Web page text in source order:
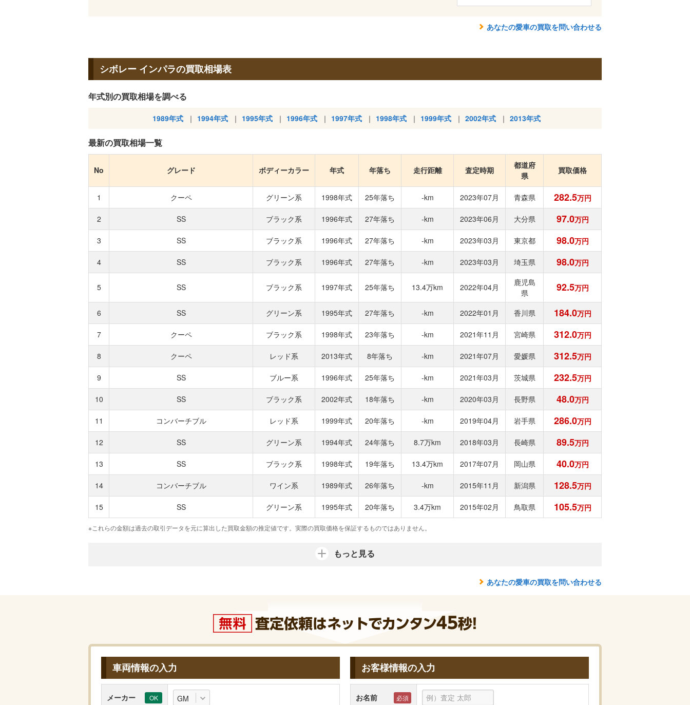
あなたの愛車の買取を問い合わせる
シボレー インパラの買取相場表
年式別の買取相場を調べる
1989年式 1994年式 1995年式 1996年式 1997年式 1998年式 1999年式 2002年式 2013年式
最新の買取相場一覧
No グレード ボディーカラー 年式 年落ち 走行距離 査定時期
都道府
県
買取価格
1 クーペ グリーン系 1998年式 25年落ち -km 2023年07月 青森県 282.5万円
2 SS ブラック系 1996年式 27年落ち -km 2023年06月 大分県 97.0万円
3 SS ブラック系 1996年式 27年落ち -km 2023年03月 東京都 98.0万円
4 SS ブラック系 1996年式 27年落ち -km 2023年03月 埼玉県 98.0万円
5 SS ブラック系 1997年式 25年落ち 13.4万km 2022年04月
鹿児島
県
92.5万円
6 SS グリーン系 1995年式 27年落ち -km 2022年01月 香川県 184.0万円
7 クーペ ブラック系 1998年式 23年落ち -km 2021年11月 宮崎県 312.0万円
8 クーペ レッド系 2013年式 8年落ち -km 2021年07月 愛媛県 312.5万円
9 SS ブルー系 1996年式 25年落ち -km 2021年03月 茨城県 232.5万円
10 SS ブラック系 2002年式 18年落ち -km 2020年03月 長野県 48.0万円
11 コンバーチブル レッド系 1999年式 20年落ち -km 2019年04月 岩手県 286.0万円
12 SS グリーン系 1994年式 24年落ち 8.7万km 2018年03月 長崎県 89.5万円
13 SS ブラック系 1998年式 19年落ち 13.4万km 2017年07月 岡山県 40.0万円
14 コンバーチブル ワイン系 1989年式 26年落ち -km 2015年11月 新潟県 128.5万円
15 SS グリーン系 1995年式 20年落ち 3.4万km 2015年02月 鳥取県 105.5万円
※これらの金額は過去の取引データを元に算出した買取金額の推定値です。実際の買取価格を保証するものではありません。
もっと見る
あなたの愛車の買取を問い合わせる
車両情報の入力
メーカー GM
お客様情報の入力
お名前